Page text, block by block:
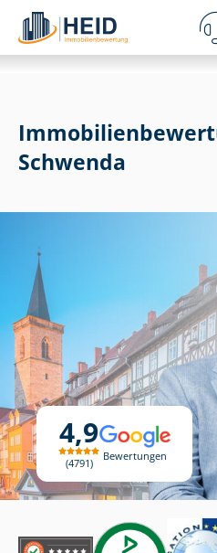
4,9
4791
Bewertungen
Schwenda